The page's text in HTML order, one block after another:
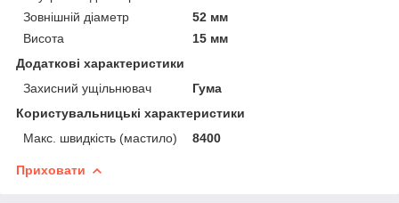
Зовнішній діаметр
52 мм
Висота
15 мм
Додаткові характеристики
Захисний ущільнювач
Гума
Користувальницькі характеристики
Макс. швидкість (мастило)
8400
Приховати